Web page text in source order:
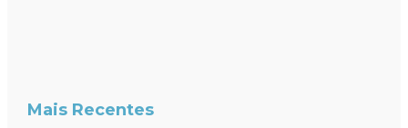
Mais Recentes